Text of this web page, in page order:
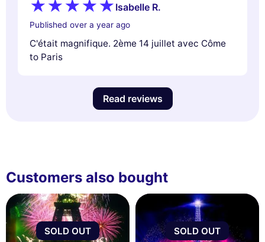
Isabelle R.
Published over a year ago
C'était magnifique. 2ème 14 juillet avec Côme
to Paris
Read reviews
Customers also bought
SOLD OUT SOLD OUT